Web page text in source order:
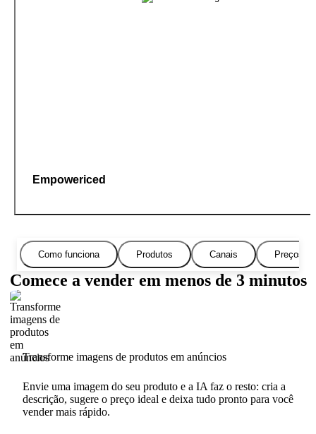
Empowericed
Como funciona Produtos Canais Preços
Comece a vender em menos de 3 minutos
Transforme imagens de produtos em anúncios
Envie uma imagem do seu produto e a IA faz o resto: cria a
descrição, sugere o preço ideal e deixa tudo pronto para você
vender mais rápido.